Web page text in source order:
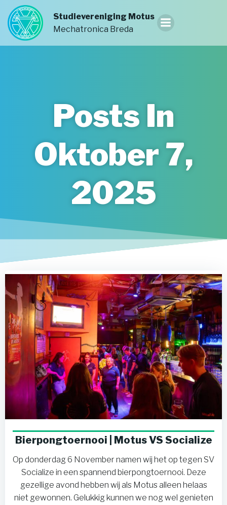
naar
de
Studievereniging Motus
Mechatronica Breda
Posts In
Oktober 7,
2025
Bierpongtoernooi | Motus VS Socialize
Op donderdag 6 November namen wij het op tegen SV
Socialize in een spannend bierpongtoernooi. Deze
gezellige avond hebben wij als Motus alleen helaas
niet gewonnen. Gelukkig kunnen we nog wel genieten